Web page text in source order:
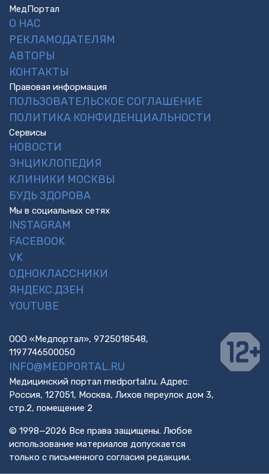
МедПортал
О НАС
РЕКЛАМОДАТЕЛЯМ
АВТОРЫ
КОНТАКТЫ
Правовая информация
ПОЛЬЗОВАТЕЛЬСКОЕ СОГЛАШЕНИЕ
ПОЛИТИКА КОНФИДЕНЦИАЛЬНОСТИ
Сервисы
НОВОСТИ
ЭНЦИКЛОПЕДИЯ
КЛИНИКИ МОСКВЫ
БУДЬ ЗДОРОВА
Мы в социальных сетях
INSTAGRAM
FACEBOOK
VK
ОДНОКЛАССНИКИ
ЯНДЕКС.ДЗЕН
YOUTUBE
ООО «Медпортал», 9725018548,
1197746500050
INFO@MEDPORTAL.RU
Медицинский портал medportal.ru. Адрес:
Россия, 127051, Москва, Лихов переулок дом 3,
стр.2, помещение 2
© 1998—2026 Все права защищены. Любое
использование материалов допускается
только с письменного согласия редакции.